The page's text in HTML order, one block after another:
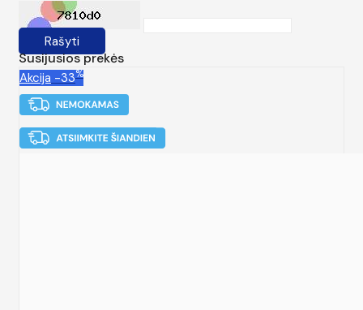
Rašyti
Susijusios prekės
Akcija -33%